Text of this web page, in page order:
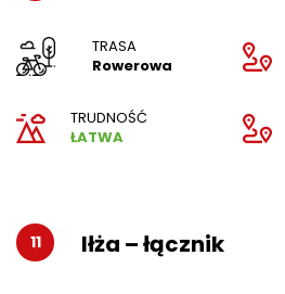
TRASA
Rowerowa
TRUDNOŚĆ
ŁATWA
11 Iłża – łącznik